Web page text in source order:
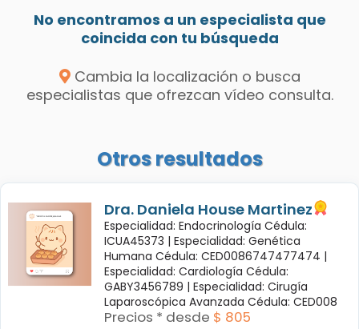
No encontramos a un especialista que
coincida con tu búsqueda
Cambia la localización o busca
especialistas que ofrezcan vídeo consulta.
Otros resultados
Dra. Daniela House Martinez
Especialidad: Endocrinología Cédula:
ICUA45373 | Especialidad: Genética
Humana Cédula: CED0086747477474 |
Especialidad: Cardiología Cédula:
GABY3456789 | Especialidad: Cirugía
Laparoscópica Avanzada Cédula: CED008
Precios * desde $ 805